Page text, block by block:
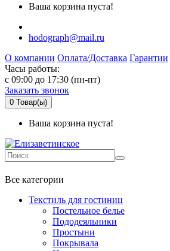
Ваша корзина пуста!
hodograph@mail.ru
О компании Оплата/Доставка Гарантии
Часы работы:
c 09:00 до 17:30 (пн-пт)
Заказать звонок
0 Товар(ы)
Ваша корзина пуста!
Все категории
Текстиль для гостиниц
Постельное белье
Пододеяльники
Простыни
Покрывала